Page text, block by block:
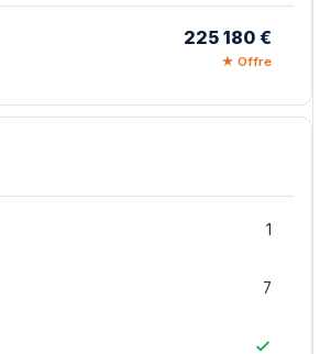
225 180 €
★ Offre
1
7